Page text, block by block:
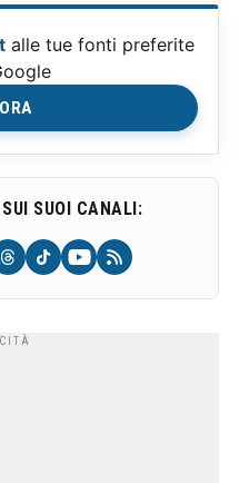
alle tue fonti preferite
SUOI CANALI: